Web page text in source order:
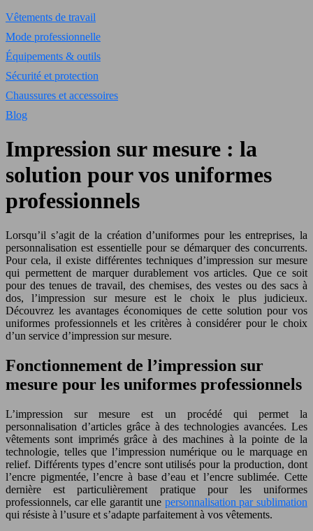
Vêtements de travail
Mode professionnelle
Équipements & outils
Sécurité et protection
Chaussures et accessoires
Blog
Impression sur mesure : la
solution pour vos uniformes
professionnels
Lorsqu’il s’agit de la création d’uniformes pour les entreprises, la
personnalisation est essentielle pour se démarquer des concurrents.
Pour cela, il existe différentes techniques d’impression sur mesure
qui permettent de marquer durablement vosarticles. Que ce soit
pour des tenues de travail, des chemises, des vestes ou des sacs à
dos, l’impression sur mesure est le choix le plus judicieux.
Découvrez les avantages économiques de cette solution pour vos
uniformes professionnels et les critères à considérer pour le choix
d’un service d’impression sur mesure.
Fonctionnement de l’impression sur
mesure pour les uniformes professionnels
L’impression sur mesure est un procédé qui permet la
personnalisation d’articles grâce à des technologies avancées. Les
vêtements sont imprimés grâce à des machines à la pointe de la
technologie, telles que l’impression numérique ou le marquage en
relief. Différents types d’encre sont utilisés pour la production, dont
l’encre pigmentée, l’encre à base d’eau et l’encre sublimée. Cette
dernière est particulièrement pratique pour les uniformes
professionnels, car elle garantit une personnalisation par sublimation
qui résiste à l’usure et s’adapte parfaitement à vos vêtements.